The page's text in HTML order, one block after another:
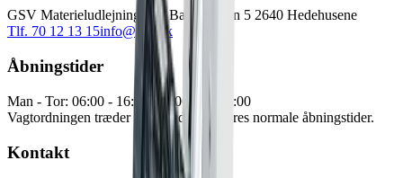
GSV Materieludlejning A/S Baldersbuen 5 2640 Hedehusene
Tlf. 70 12 13 15info@gsv.dk
Åbningstider
Man - Tor: 06:00 - 16:30
Fre: 06:00 - 15:00
Vagtordningen træder i kraft udenfor vores normale åbningstider.
Kontakt